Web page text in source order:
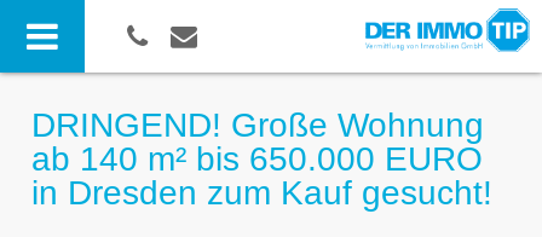
DRINGEND! Große Wohnung
ab 140 m² bis 650.000 EURO
in Dresden zum Kauf gesucht!